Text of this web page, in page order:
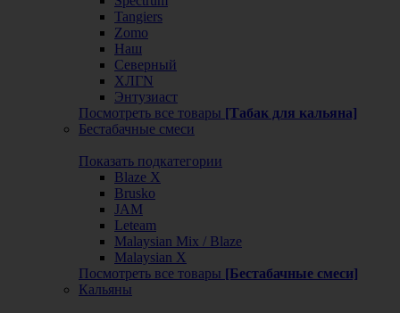
Tangiers
Zomo
Наш
Северный
ХЛГN
Энтузиаст
Посмотреть все товары [Табак для кальяна]
Бестабачные смеси
Показать подкатегории
Blaze X
Brusko
JAM
Leteam
Malaysian Mix / Blaze
Malaysian X
Посмотреть все товары [Бестабачные смеси]
Кальяны